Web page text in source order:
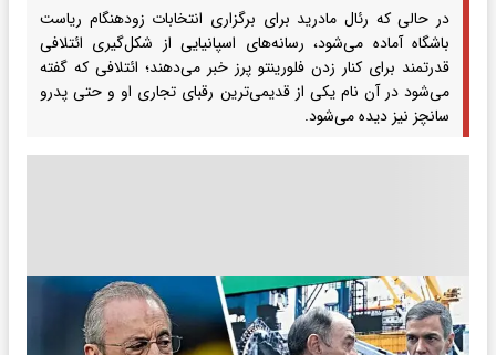
در حالی که رئال مادرید برای برگزاری انتخابات زودهنگام ریاست
باشگاه آماده می‌شود، رسانه‌های اسپانیایی از شکل‌گیری ائتلافی
قدرتمند برای کنار زدن فلورینتو پرز خبر می‌دهند؛ ائتلافی که گفته
می‌شود در آن نام یکی از قدیمی‌ترین رقبای تجاری او و حتی پدرو
سانچز نیز دیده می‌شود.